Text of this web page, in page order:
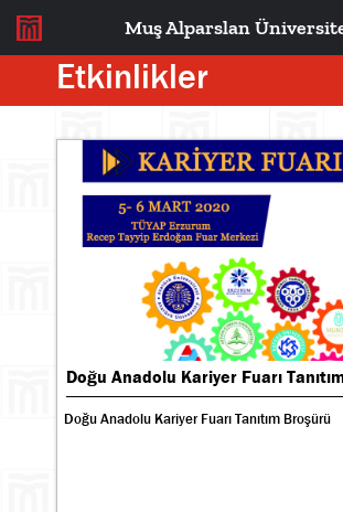
Muş Alparslan
Etkinlikler
Doğu Anadolu Kariyer Fuarı
Doğu Anadolu Kariyer Fuarı Tanıtım Broşürü